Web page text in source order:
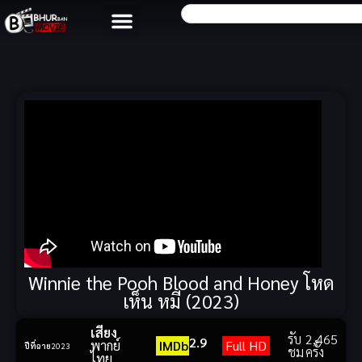
Winnie the Pooh Blood and Honey โหด
เห็น หมี (2023)
ปีที่ฉาย2023
เสียง
พากย์
ไทย
IMDb2.9 Full HD รับ
ชม
2,465
ครั้ง